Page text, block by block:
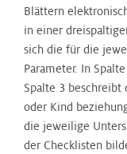
Blättern
in einer
sich die für die
Parameter. In
Spalte 3 beschreibt
oder Kind
die jeweilige
der Checklisten